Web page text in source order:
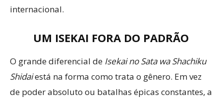
internacional.
UM ISEKAI FORA DO PADRÃO
O grande diferencial de Isekai no Sata wa Shachiku
Shidaiestá na forma como trata o gênero. Em vez
de poder absoluto ou batalhas épicas constantes, a